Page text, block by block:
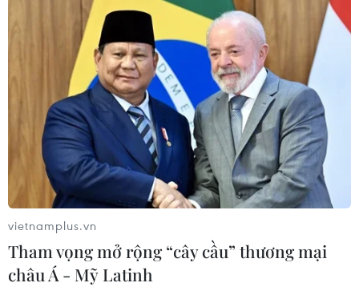
Dharwad, bang Karnataka, Tây Nam nước này đã tăng
lên con số lần lượt là 3 và 15 người.
vietnamplus.vn
Tham vọng mở rộng “cây cầu” thương mại
châu Á - Mỹ Latinh